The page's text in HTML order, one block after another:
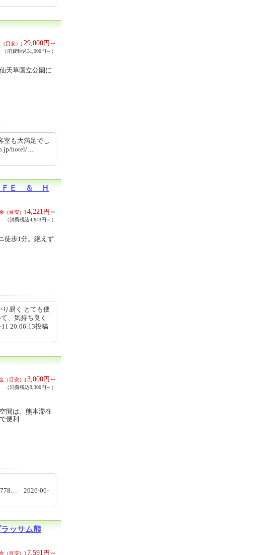
目安）] 29,000円～
（消費税込31,900円～）
天草国立公園に
室も大満足でし
hotel/…
ＦＥ ＆ Ｈ
（目安）] 4,221 円～
（消費税込4,643円～）
徒歩1分。絶えず
易く とても便
、気持ち良く
20:06:13投稿
（目安）] 3,000円～
（消費税込3,300円～）
間は、熊本滞在
便利
2026-06-
ッサム熊
（目安）] 7,591 円～